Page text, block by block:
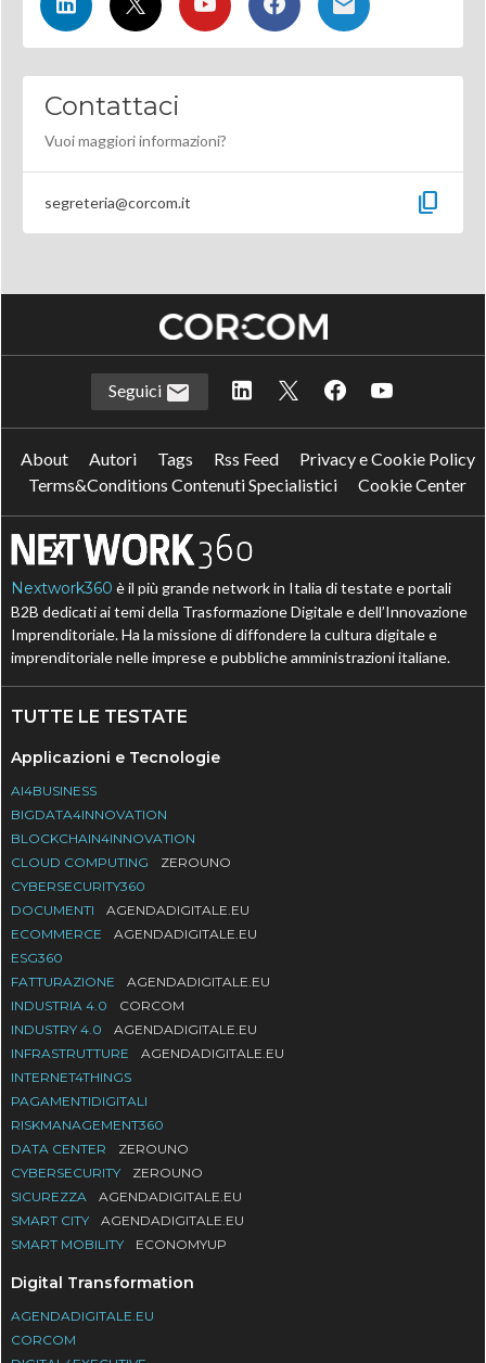
Contattaci
Vuoi maggiori informazioni?
segreteria@corcom.it content_copy
Seguici
About Autori Tags Rss Feed
Privacy e Cookie Policy
Terms&Conditions Contenuti Specialistici
Cookie Center
Nextwork360 è il più grande network in Italia di testate e portali
B2B dedicati ai temi della Trasformazione Digitale e dell’Innovazione
Imprenditoriale. Ha la missione di diffondere la cultura digitale e
imprenditoriale nelle imprese e pubbliche amministrazioni italiane.
TUTTE LE TESTATE
Applicazioni e Tecnologie
AI4BUSINESS
BIGDATA4INNOVATION
BLOCKCHAIN4INNOVATION
CLOUD COMPUTING
ZEROUNO
CYBERSECURITY360
DOCUMENTI
AGENDADIGITALE.EU
ECOMMERCE
AGENDADIGITALE.EU
ESG360
FATTURAZIONE
AGENDADIGITALE.EU
INDUSTRIA 4.0
CORCOM
INDUSTRY 4.0
AGENDADIGITALE.EU
INFRASTRUTTURE
AGENDADIGITALE.EU
INTERNET4THINGS
PAGAMENTIDIGITALI
RISKMANAGEMENT360
DATA CENTER
ZEROUNO
CYBERSECURITY
ZEROUNO
SICUREZZA
AGENDADIGITALE.EU
SMART CITY
AGENDADIGITALE.EU
SMART MOBILITY
ECONOMYUP
Digital Transformation
AGENDADIGITALE.EU
CORCOM